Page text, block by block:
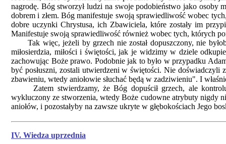
nagrodę. Bóg stworzył ludzi na swoje podobieństwo jako osoby
dobrem i złem. Bóg manifestuje swoją sprawiedliwość wobec
dobre uczynki Chrystusa, ich Zbawiciela, które zostały im
Manifestuje swoją sprawiedliwość również wobec tych, których
Tak więc, jeżeli by grzech nie został dopuszczony, nie
miłosierdzia, miłości i świętości, jak je widzimy w dziele
zachowując Boże prawo. Podobnie jak to było w przypadku
być posłuszni, zostali utwierdzeni w świętości. Nie doświadczyli
zbawieniu, wtedy aniołowie słuchać będą w zadziwieniu". I
Zatem stwierdzamy, że Bóg dopuścił grzech, ale
wykluczony ze stworzenia, wtedy Boże cudowne atrybuty nigdy
aniołów, i pozostałyby na zawsze ukryte w głębokościach Jego
IV. Wiedza uprzednia